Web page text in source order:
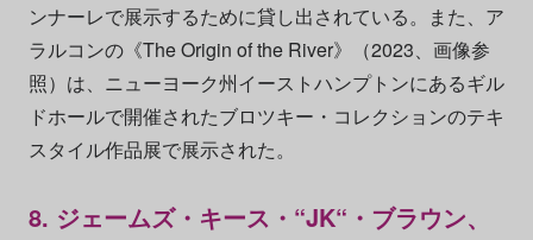
ンナーレで展示するために貸し出されている。また、ア
ラルコンの《The Origin of the River》（2023、画像参
照）は、ニューヨーク州イーストハンプトンにあるギル
ドホールで開催されたブロツキー・コレクションのテキ
スタイル作品展で展示された。
8. ジェームズ・キース・“JK“・ブラウン、